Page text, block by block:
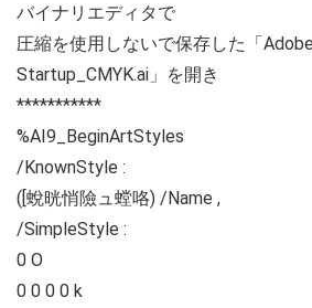
バイナリエディタで
圧縮を使用しないで保存した「
Startup_CMYK.ai」を開き
***********
%AI9_BeginArtStyles
/KnownStyle :
([蛻晄悄險ュ螳咯) /Name ,
/SimpleStyle :
0 O
0 0 0 0 k